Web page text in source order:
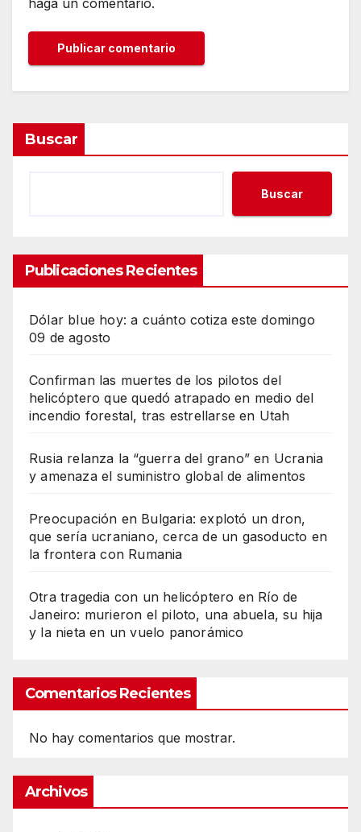
haga un comentario.
Buscar
Buscar
Publicaciones Recientes
Dólar blue hoy: a cuánto cotiza este domingo
09 de agosto
Confirman las muertes de los pilotos del
helicóptero que quedó atrapado en medio del
incendio forestal, tras estrellarse en Utah
Rusia relanza la “guerra del grano” en Ucrania
y amenaza el suministro global de alimentos
Preocupación en Bulgaria: explotó un dron,
que sería ucraniano, cerca de un gasoducto en
la frontera con Rumania
Otra tragedia con un helicóptero en Río de
Janeiro: murieron el piloto, una abuela, su hija
y la nieta en un vuelo panorámico
Comentarios Recientes
No hay comentarios que mostrar.
Archivos